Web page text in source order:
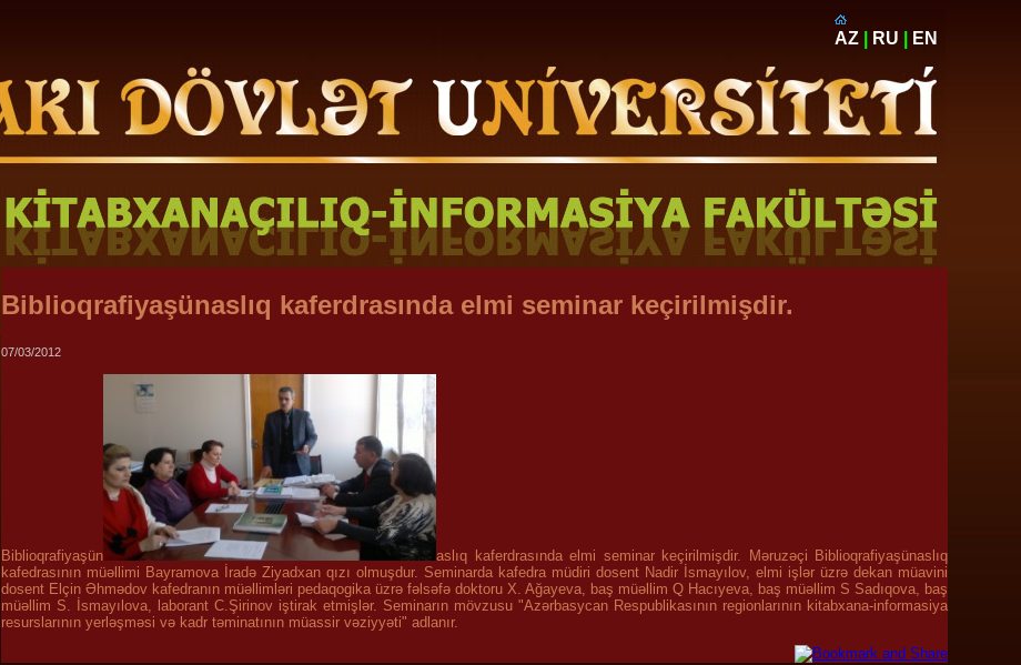
AZ RU EN
Biblioqrafiyaşünaslıq kaferdrasında elmi seminar keçirilmişdir.
07/03/2012
Biblioqrafiyaşün
aslıq kaferdrasında elmi seminar keçirilmişdir. Məruzəçi Biblioqrafiyaşünaslıq
kafedrasının müəllimi Bayramova İradə Ziyadxan qızı olmuşdur. Seminarda kafedra müdiri dosent Nadir İsmayılov, elmi işlər üzrə dekan müavini
dosent Elçin Əhmədov kafedranın müəllimləri pedaqogika üzrə fəlsəfə doktoru X. Ağayeva, baş müəllim Q Hacıyeva, baş müəllim S Sadıqova, baş
müəllim S. İsmayılova, laborant C.Şirinov iştirak etmişlər. Seminarın mövzusu "Azərbasycan Respublikasının regionlarının kitabxana-informasiya
resurslarının yerləşməsi və kadr təminatının müassir vəziyyəti" adlanır.